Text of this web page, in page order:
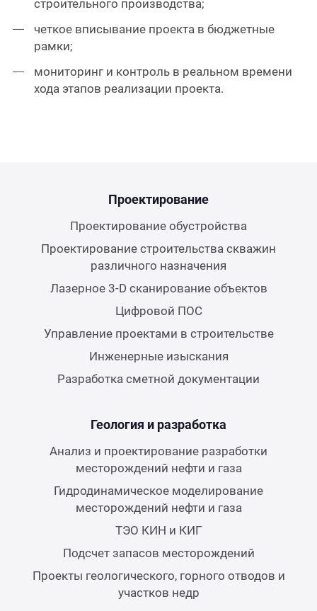
строительного производства;
четкое вписывание проекта в бюджетные
рамки;
мониторинг и контроль в реальном времени
хода этапов реализации проекта.
Проектирование
Проектирование обустройства
Проектирование строительства скважин
различного назначения
Лазерное 3-D сканирование объектов
Цифровой ПОС
Управление проектами в строительстве
Инженерные изыскания
Разработка сметной документации
Геология и разработка
Анализ и проектирование разработки
месторождений нефти и газа
Гидродинамическое моделирование
месторождений нефти и газа
ТЭО КИН и КИГ
Подсчет запасов месторождений
Проекты геологического, горного отводов и
участков недр